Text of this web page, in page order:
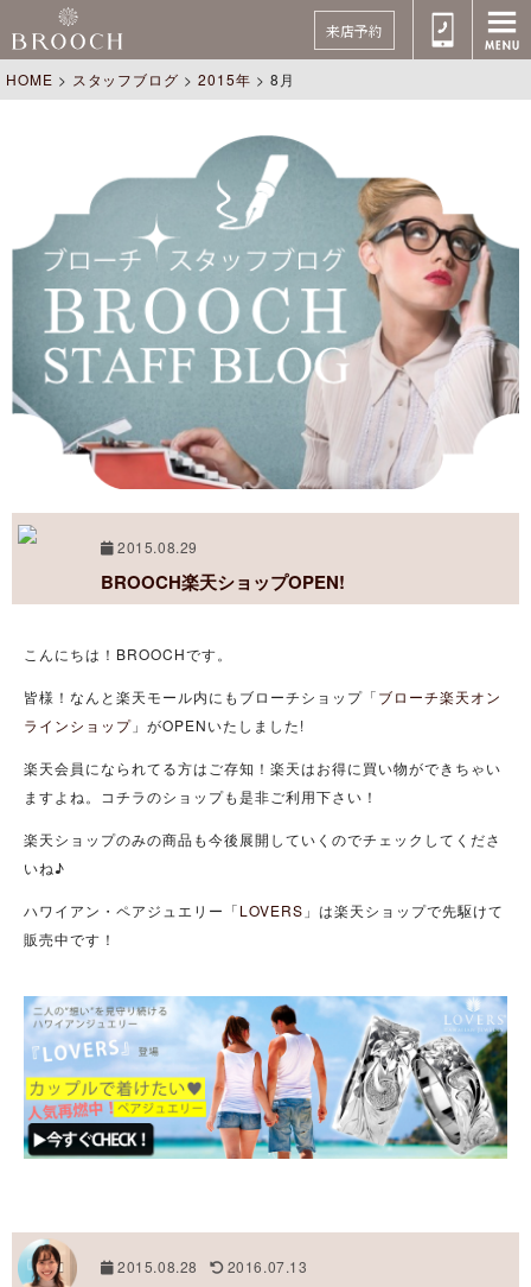
来店予約
HOME > スタッフブログ >2015年 > 8月
2015.08.29
BROOCH楽天ショップOPEN!
こんにちは！BROOCHです。
皆様！なんと楽天モール内にもブローチショップ「ブローチ楽天オン
ラインショップ 」がOPENいたしました!
楽天会員になられてる方はご存知！楽天はお得に買い物ができちゃい
ますよね。コチラのショップも是非ご利用下さい！
楽天ショップのみの商品も今後展開していくのでチェックしてくださ
いね♪
ハワイアン・ペアジュエリー「LOVERS 」は楽天ショップで先駆けて
販売中です！
2015.08.28 2016.07.13